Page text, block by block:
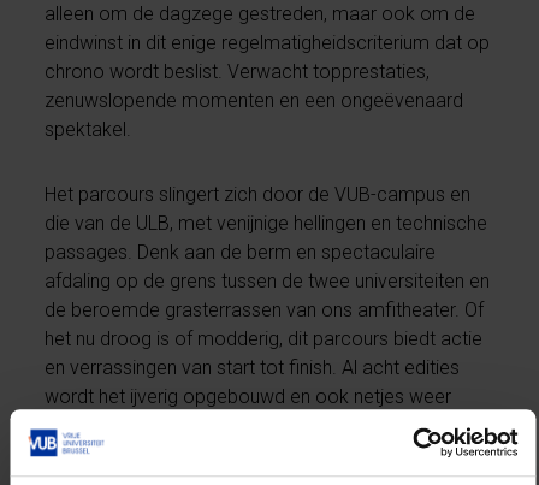
alleen om de dagzege gestreden, maar ook om de
eindwinst in dit enige regelmatigheidscriterium dat op
chrono wordt beslist. Verwacht topprestaties,
zenuwslopende momenten en een ongeëvenaard
spektakel.
Het parcours slingert zich door de VUB-campus en
die van de ULB, met venijnige hellingen en technische
passages. Denk aan de berm en spectaculaire
afdaling op de grens tussen de twee universiteiten en
de beroemde grasterrassen van ons amfitheater. Of
het nu droog is of modderig, dit parcours biedt actie
en verrassingen van start tot finish. Al acht edities
wordt het ijverig opgebouwd en ook netjes weer
afgebroken door de studenten van het Postgraduaat
Sportmanagement (PG SPORT) aan de VUB in het